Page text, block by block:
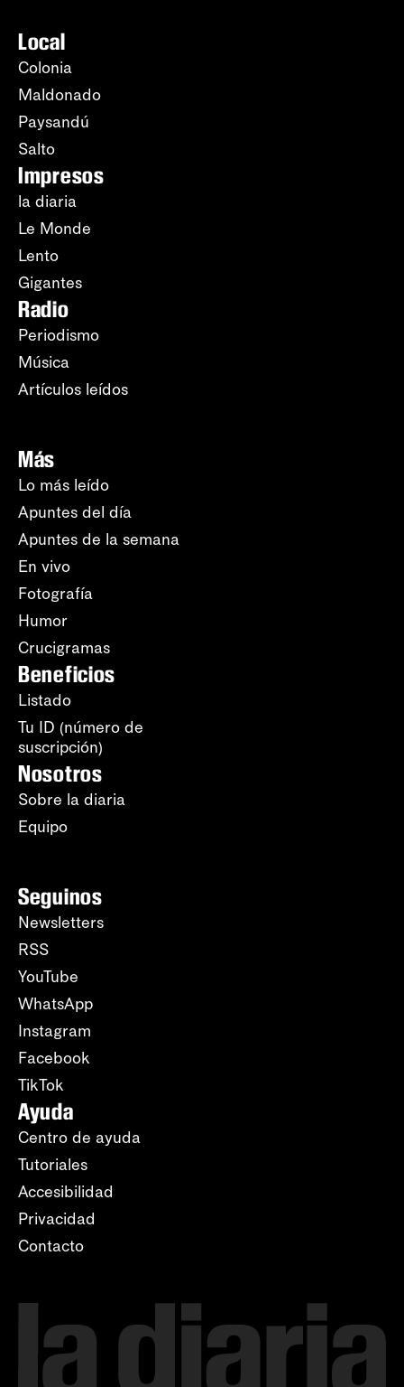
Local
Colonia
Maldonado
Paysandú
Salto
Impresos
la diaria
Le Monde
Lento
Gigantes
Radio
Periodismo
Música
Artículos leídos
Más
Lo más leído
Apuntes del día
Apuntes de la semana
En vivo
Fotografía
Humor
Crucigramas
Beneficios
Listado
Tu ID (número de
suscripción)
Nosotros
Sobre la diaria
Equipo
Seguinos
Newsletters
RSS
YouTube
WhatsApp
Instagram
Facebook
TikTok
Ayuda
Centro de ayuda
Tutoriales
Accesibilidad
Privacidad
Contacto